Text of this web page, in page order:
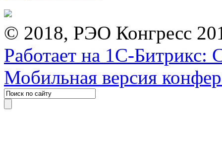
© 2018, РЭО Конгресс
Работает на 1С-Битрикс:
Мобильная версия